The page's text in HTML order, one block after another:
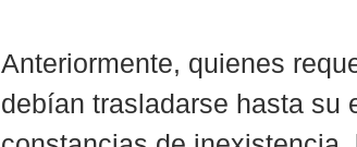
Anteriormente, quienes
debían trasladarse hasta su